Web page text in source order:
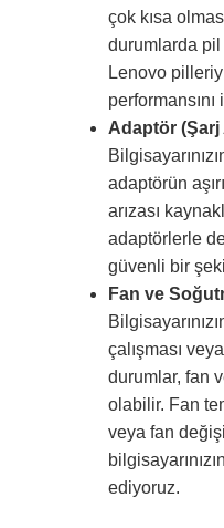
çok kısa
durumlarda
Lenovo
Adaptör (Şarj
adaptörün
arızası
adaptörlerle
güvenli bir
Fan ve
çalışması
durumlar, fan
olabilir. Fan
veya fan
ediyoruz.